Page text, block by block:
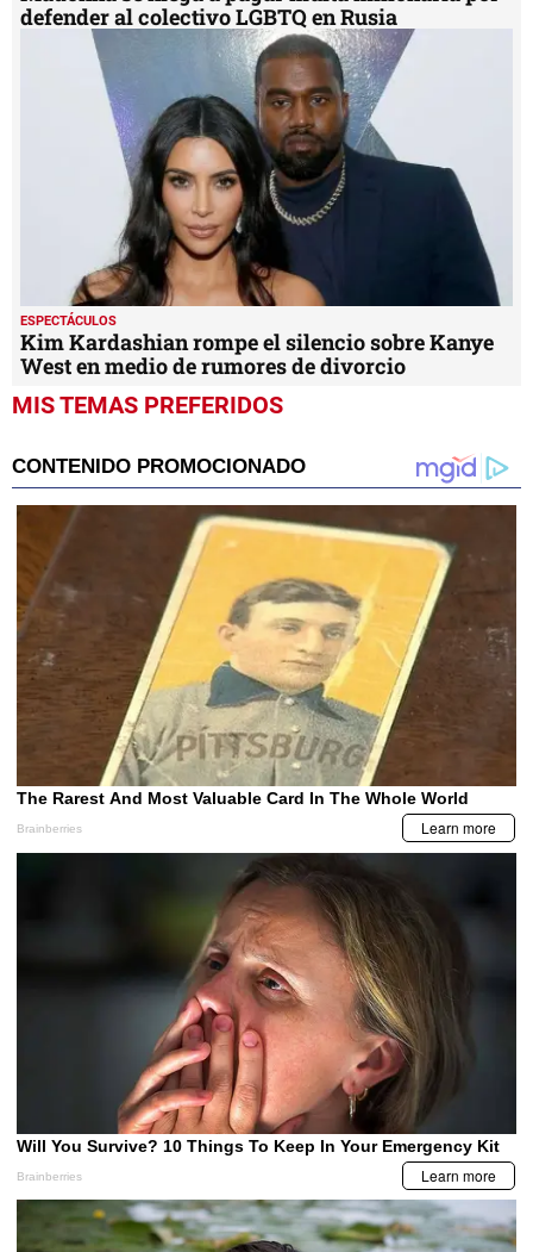
defender al colectivo LGBTQ en Rusia
ESPECTÁCULOS
Kim Kardashian rompe el silencio sobre Kanye
West en medio de rumores de divorcio
MIS TEMAS PREFERIDOS